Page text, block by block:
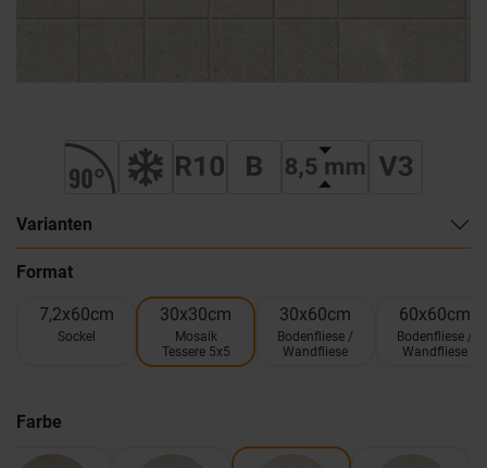
Varianten
Format
7,2x60cm
Sockel
30x30cm
Mosaik
Tessere 5x5
30x60cm
Bodenfliese /
Wandfliese
60x60cm
Bodenfliese /
Wandfliese
Farbe